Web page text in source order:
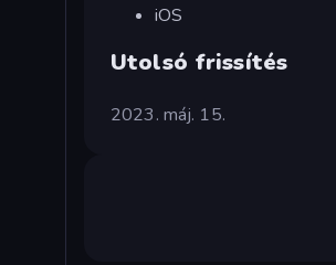
iOS
Utolsó frissítés
2023. máj. 15.